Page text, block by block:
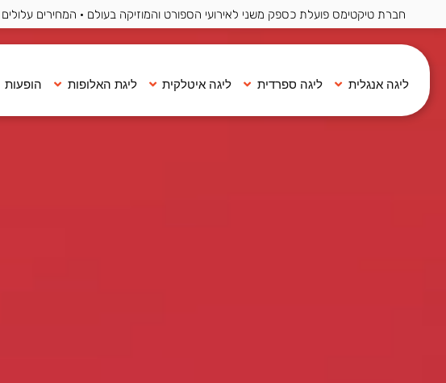
חברת טיקטימס פועלת כספק משני לאירועי הספורט והמוזיקה בעולם · המחירים
ליגה אנגלית ליגה ספרדית ליגה איטלקית ליגת האלופות הופעות